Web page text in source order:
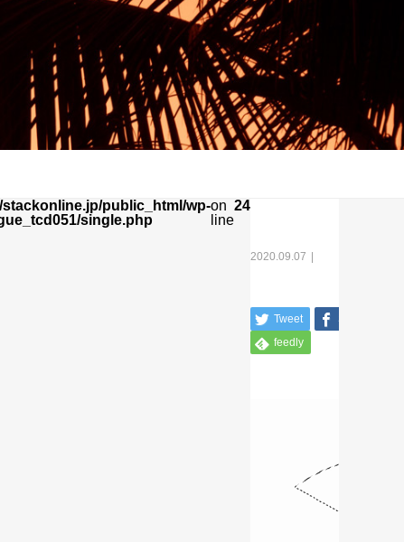
public_html/wp-
single.php
on
line
24
2020.09.07
Tweet Share
feedly